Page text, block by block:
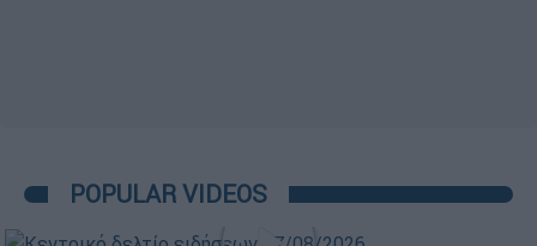
POPULAR VIDEOS